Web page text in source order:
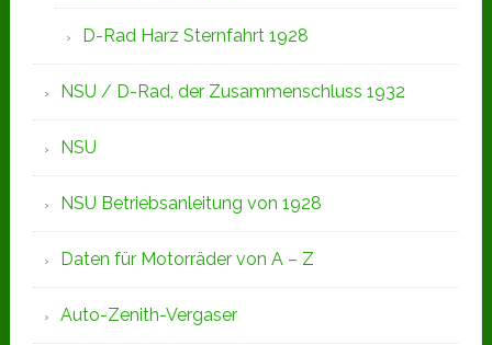
D-Rad Harz Sternfahrt 1928
NSU / D-Rad, der Zusammenschluss 1932
NSU
NSU Betriebsanleitung von 1928
Daten für Motorräder von A – Z
Auto-Zenith-Vergaser